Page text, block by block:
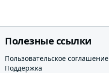
Полезные ссылки
Пользовательское соглашение
Поддержка